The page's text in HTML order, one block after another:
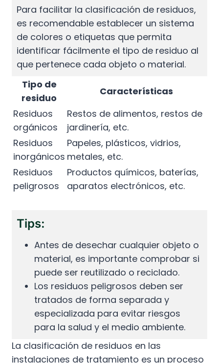
Para facilitar la clasificación de residuos,
es recomendable establecer un sistema
de colores o etiquetas que permita
identificar fácilmente el tipo de residuo al
que pertenece cada objeto o material.
Tipo de
residuo
Características
Residuos
orgánicos
Restos de alimentos, restos de
jardinería, etc.
Residuos
inorgánicos
Papeles, plásticos, vidrios,
metales, etc.
Residuos
peligrosos
Productos químicos, baterías,
aparatos electrónicos, etc.
Tips:
Antes de desechar cualquier objeto o
material, es importante comprobar si
puede ser reutilizado o reciclado.
Los residuos peligrosos deben ser
tratados de forma separada y
especializada para evitar riesgos
para la salud y el medio ambiente.
La clasificación de residuos en las
instalaciones de tratamiento es un proceso